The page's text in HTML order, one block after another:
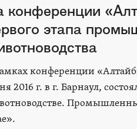
конференции
этапа
конференции
2016 г. в г. Барнаул,